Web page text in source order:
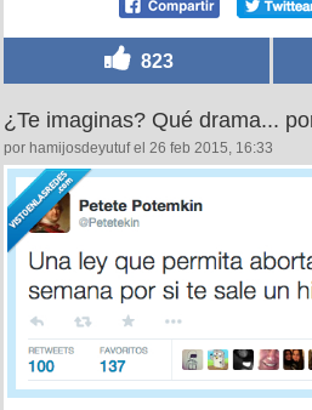
823
¿Te imaginas? Qué drama...
por hamijosdeyutuf el 26 feb 2015, 16:33